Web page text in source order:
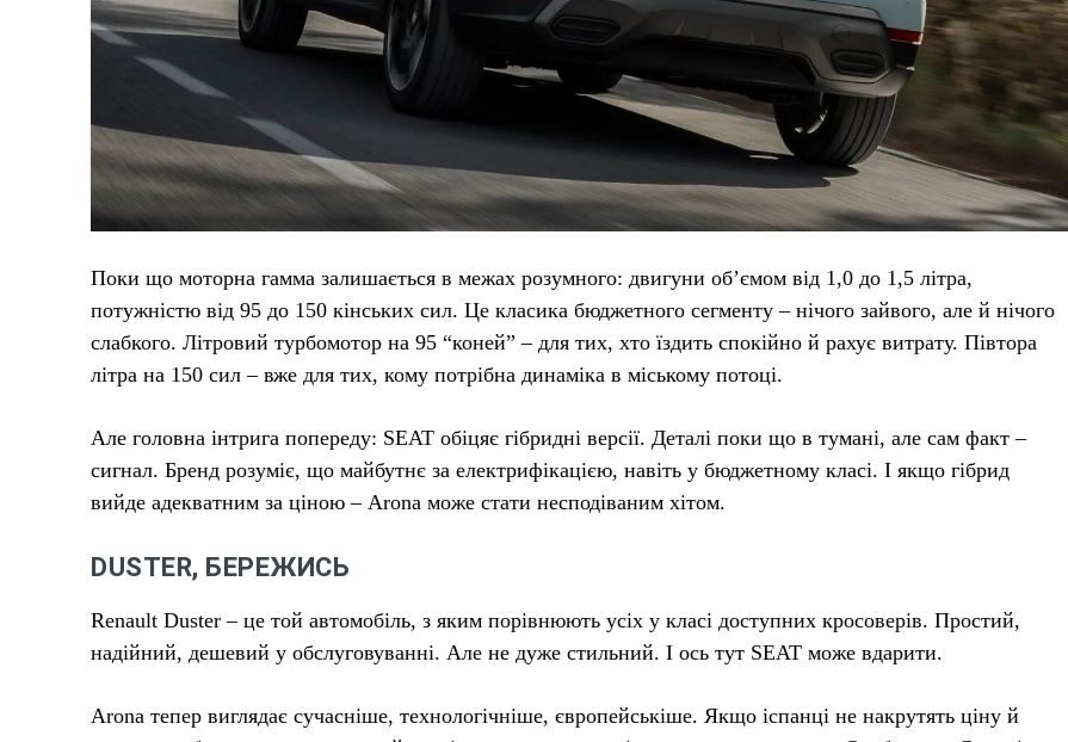
Поки що моторна гамма залишається в межах розумного: двигуни об’ємом від 1,0 до 1,5 літра,
потужністю від 95 до 150 кінських сил. Це класика бюджетного сегменту – нічого зайвого, але й нічого
слабкого. Літровий турбомотор на 95 “коней” – для тих, хто їздить спокійно й рахує витрату. Півтора
літра на 150 сил – вже для тих, кому потрібна динаміка в міському потоці.
Але головна інтрига попереду: SEAT обіцяє гібридні версії. Деталі поки що в тумані, але сам факт –
сигнал. Бренд розуміє, що майбутнє за електрифікацією, навіть у бюджетному класі. І якщо гібрид
вийде адекватним за ціною – Arona може стати несподіваним хітом.
DUSTER, БЕРЕЖИСЬ
Renault Duster – це той автомобіль, з яким порівнюють усіх у класі доступних кросоверів. Простий,
надійний, дешевий у обслуговуванні. Але не дуже стильний. І ось тут SEAT може вдарити.
Arona тепер виглядає сучасніше, технологічніше, європейськіше. Якщо іспанці не накрутять ціну й